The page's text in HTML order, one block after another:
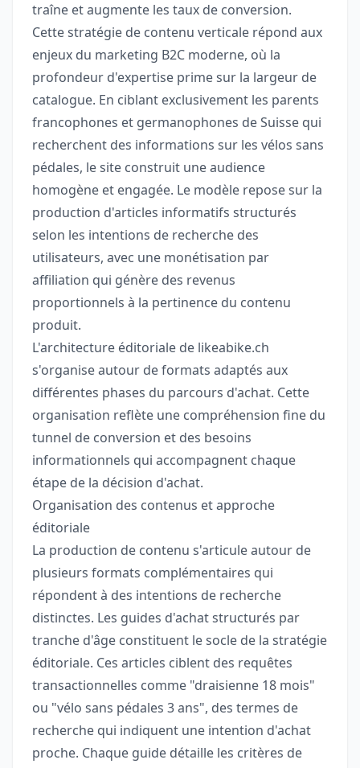
traîne et augmente les taux de conversion.
Cette stratégie de contenu verticale répond aux
enjeux du marketing B2C moderne, où la
profondeur d'expertise prime sur la largeur de
catalogue. En ciblant exclusivement les parents
francophones et germanophones de Suisse qui
recherchent des informations sur les vélos sans
pédales, le site construit une audience
homogène et engagée. Le modèle repose sur la
production d'articles informatifs structurés
selon les intentions de recherche des
utilisateurs, avec une monétisation par
affiliation qui génère des revenus
proportionnels à la pertinence du contenu
produit.
L'architecture éditoriale de likeabike.ch
s'organise autour de formats adaptés aux
différentes phases du parcours d'achat. Cette
organisation reflète une compréhension fine du
tunnel de conversion et des besoins
informationnels qui accompagnent chaque
étape de la décision d'achat.
Organisation des contenus et approche
éditoriale
La production de contenu s'articule autour de
plusieurs formats complémentaires qui
répondent à des intentions de recherche
distinctes. Les guides d'achat structurés par
tranche d'âge constituent le socle de la stratégie
éditoriale. Ces articles ciblent des requêtes
transactionnelles comme "draisienne 18 mois"
ou "vélo sans pédales 3 ans", des termes de
recherche qui indiquent une intention d'achat
proche. Chaque guide détaille les critères de